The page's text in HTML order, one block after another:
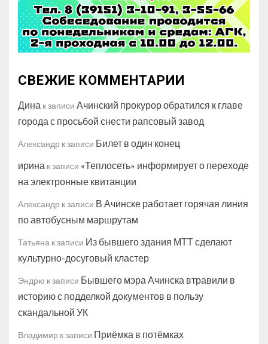
СВЕЖИЕ КОММЕНТАРИИ
Дина к записи Ачинский прокурор обратился к главе
города с просьбой снести рапсовый завод
Александр к записи Билет в один конец
ирина к записи «Теплосеть» информирует о переходе
на электронные квитанции
Александр к записи В Ачинске работает горячая линия
по автобусным маршрутам
Татьяна к записи Из бывшего здания МТТ сделают
культурно-досуговый кластер
Эндрю к записи Бывшего мэра Ачинска втравили в
историю с подделкой документов в пользу
скандальной УК
Владимир к записи Приёмка в потёмках